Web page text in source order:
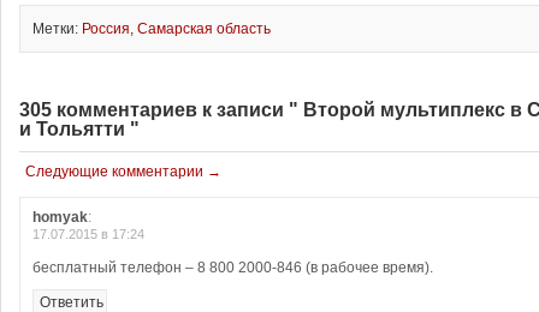
Метки: Россия, Самарская область
305 комментариев к записи " Второй мультиплекс в
и Тольятти "
Следующие комментарии →
homyak:
17.07.2015 в 17:24
бесплатный телефон – 8 800 2000-846 (в рабочее время).
Ответить